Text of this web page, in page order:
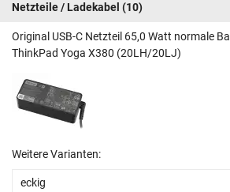
Netzteile / Ladekabel (10)
Original USB-C Netzteil 65,0 Watt normale
ThinkPad Yoga X380 (20LH/20LJ)
Weitere Varianten:
eckig